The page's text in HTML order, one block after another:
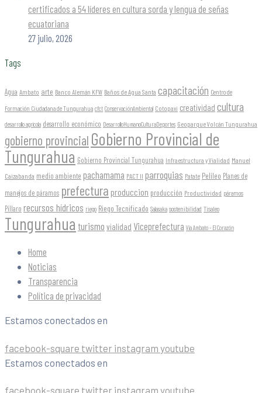
certificados a 54 líderes en cultura sorda y lengua de señas
ecuatoriana
27 julio, 2026
Tags
Agua Ambato arte Banco Alemán KFW Baños de Agua Santa capacitación Centro de
Formación Ciudadana de Tungurahua cfct ConservaciónAmbiental Cotopaxi creatividad cultura
desarrollo agrícola desarrollo económico DesarrolloHumanoCulturaDeportes Geoparque Volcán Tungurahua
gobierno provincial Gobierno Provincial de
Tungurahua Gobierno Provincial Tungurahua Infraestructura y Vialidad Manuel
Caizabanda medio ambiente pachamama PACT II parroquias Patate Pelileo Planes de
manejos de páramos prefectura produccion producción Productividad páramos
Píllaro recursos hídricos riego Riego Tecnificado Salasaka sostenibilidad Tisaleo
Tungurahua turismo vialidad Viceprefectura Vía Ambato - El Corazón
Home
Noticias
Transparencia
Política de privacidad
Estamos conectados en
facebook-square twitter instagram youtube
Estamos conectados en
facebook-square twitter instagram youtube